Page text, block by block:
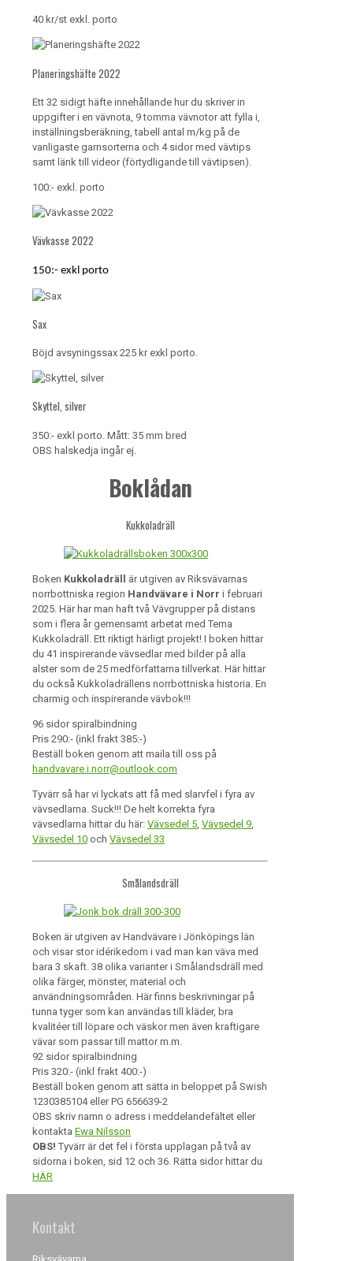
40 kr/st exkl. porto
Planeringshäfte 2022
Ett 32 sidigt häfte innehållande hur du skriver in
uppgifter i en vävnota, 9 tomma vävnotor att fylla i,
inställningsberäkning, tabell antal m/kg på de
vanligaste garnsorterna och 4 sidor med vävtips
samt länk till videor (förtydligande till vävtipsen).
100:- exkl. porto
Vävkasse 2022
150:- exkl porto
Sax
Böjd avsyningssax 225 kr exkl porto.
Skyttel, silver
350:- exkl porto. Mått: 35 mm bred
OBS halskedja ingår ej.
Boklådan
Kukkoladräll
Boken Kukkoladräll
är utgiven av Riksvävarnas
norrbottniska region Handvävare i Norr i februari
2025. Här har man haft två Vävgrupper på distans
som i flera år gemensamt arbetat med Tema
Kukkoladräll. Ett riktigt härligt projekt! I boken hittar
du 41 inspirerande vävsedlar med bilder på alla
alster som de 25 medförfattarna tillverkat. Här hittar
du också Kukkoladrällens norrbottniska historia. En
charmig och inspirerande vävbok!!!
96 sidor spiralbindning
Pris 290:- (inkl frakt 385:-)
Beställ boken genom att maila till oss på
handvavare.i.norr@outlook.com
Tyvärr så har vi lyckats att få med slarvfel i fyra av
vävsedlarna. Suck!!! De helt korrekta fyra
vävsedlarna hittar du här: Vävsedel 5, Vävsedel 9,
Vävsedel 10 och Vävsedel 33
Smålandsdräll
Boken är utgiven av Handvävare i Jönköpings län
och visar stor idérikedom i vad man kan väva med
bara 3 skaft. 38 olika varianter i Smålandsdräll med
olika färger, mönster, material och
användningsområden. Här finns beskrivningar på
tunna tyger som kan användas till kläder, bra
kvalitéer till löpare och väskor men även kraftigare
vävar som passar till mattor m.m.
92 sidor spiralbindning
Pris 320:- (inkl frakt 400:-)
Beställ boken genom att sätta in beloppet på Swish
1230385104 eller PG 656639-2
OBS skriv namn o adress i meddelandefältet eller
kontakta Ewa Nilsson
OBS! Tyvärr är det fel i första upplagan på två av
sidorna i boken, sid 12 och 36. Rätta sidor hittar du
HÄR
Kontakt